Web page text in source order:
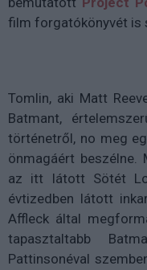
film forgatókönyvét is
Tomlin, aki Matt
Batmant,
történetről, no meg
önmagáért beszélne.
az itt látott Sötét
évtizedben látott
Affleck által
tapasztaltabb
Pattinsonéval